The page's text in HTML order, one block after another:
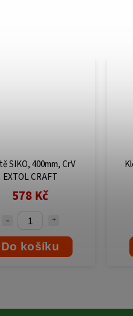
SIKO, 400mm, CrV
EXTOL CRAFT
578 Kč
Do košíku